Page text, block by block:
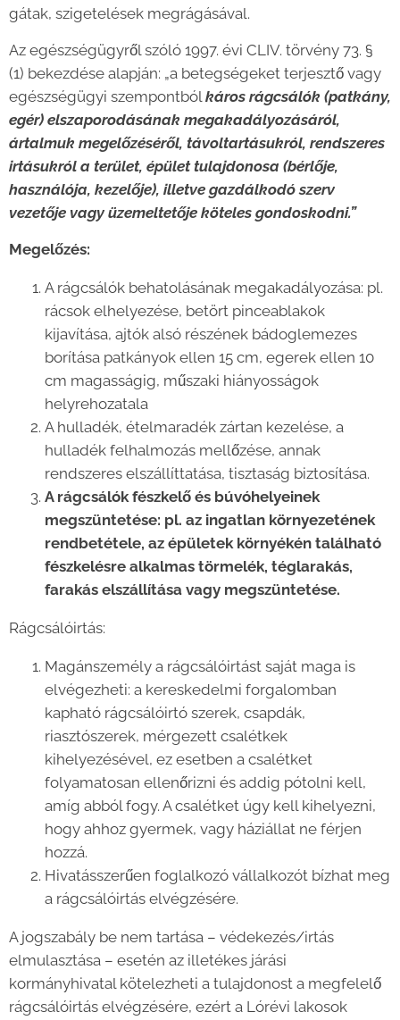
gátak, szigetelések megrágásával.
Az egészségügyről szóló 1997. évi CLIV. törvény 73. §
(1) bekezdése alapján: „a betegségeket terjesztő vagy
egészségügyi szempontbólkáros rágcsálók (patkány,
egér) elszaporodásának megakadályozásáról,
ártalmuk megelőzéséről, távoltartásukról, rendszeres
irtásukról a terület, épület tulajdonosa (bérlője,
használója, kezelője), illetve gazdálkodó szerv
vezetője vagy üzemeltetője köteles gondoskodni.”
Megelőzés:
A rágcsálók behatolásának megakadályozása: pl.
rácsok elhelyezése, betört pinceablakok
kijavítása, ajtók alsó részének bádoglemezes
borítása patkányok ellen 15 cm, egerek ellen 10
cm magasságig, műszaki hiányosságok
helyrehozatala
A hulladék, ételmaradék zártan kezelése, a
hulladék felhalmozás mellőzése, annak
rendszeres elszállíttatása, tisztaság biztosítása.
A rágcsálók fészkelő és búvóhelyeinek
megszüntetése: pl. az ingatlan környezetének
rendbetétele, az épületek környékén található
fészkelésre alkalmas törmelék, téglarakás,
farakás elszállítása vagy megszüntetése.
Rágcsálóirtás:
Magánszemély a rágcsálóirtást saját maga is
elvégezheti: a kereskedelmi forgalomban
kapható rágcsálóirtó szerek, csapdák,
riasztószerek, mérgezett csalétkek
kihelyezésével, ez esetben a csalétket
folyamatosan ellenőrizni és addig pótolni kell,
amíg abból fogy. A csalétket úgy kell kihelyezni,
hogy ahhoz gyermek, vagy háziállat ne férjen
hozzá.
Hivatásszerűen foglalkozó vállalkozót bízhat meg
a rágcsálóirtás elvégzésére.
A jogszabály be nem tartása – védekezés/irtás
elmulasztása – esetén az illetékes járási
kormányhivatal kötelezheti a tulajdonost a megfelelő
rágcsálóirtás elvégzésére, ezért a Lórévi lakosok